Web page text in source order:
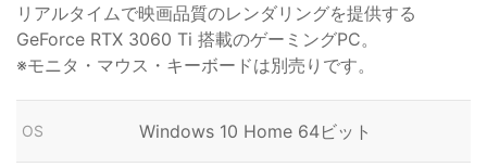
リアルタイムで映画品質のレンダリングを提供する
GeForce RTX 3060 Ti 搭載のゲーミングPC。
※モニタ・マウス・キーボードは別売りです。
OS Windows 10 Home 64ビット